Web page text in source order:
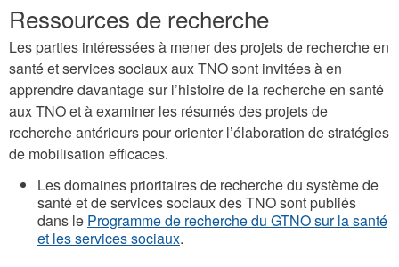
Ressources de recherche
Les parties intéressées à mener des projets de recherche en
santé et services sociaux aux TNO sont invitées à en
apprendre davantage sur l’histoire de la recherche en santé
aux TNO et à examiner les résumés des projets de
recherche antérieurs pour orienter l’élaboration de stratégies
de mobilisation efficaces.
Les domaines prioritaires de recherche du système de
santé et de services sociaux des TNO sont publiés
dans le Programme de recherche du GTNO sur la santé
et les services sociaux.